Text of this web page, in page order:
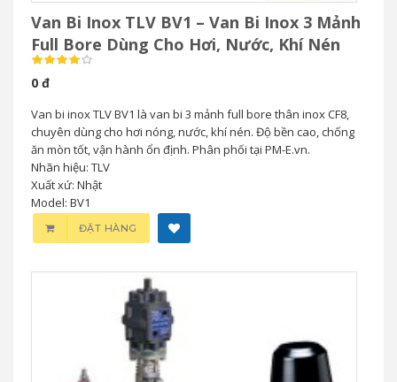
Van Bi Inox TLV BV1 – Van Bi Inox 3 Mảnh
Full Bore Dùng Cho Hơi, Nước, Khí Nén
0 đ
Van bi inox TLV BV1 là van bi 3 mảnh full bore thân inox CF8,
chuyên dùng cho hơi nóng, nước, khí nén. Độ bền cao, chống
ăn mòn tốt, vận hành ổn định. Phân phối tại PM-E.vn.
Nhãn hiệu: TLV
Xuất xứ: Nhật
Model: BV1
ĐẶT HÀNG